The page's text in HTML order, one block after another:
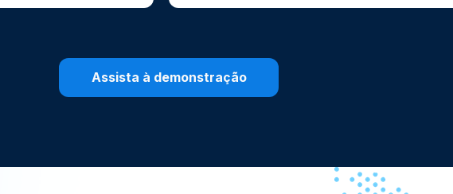
Assista à demonstração